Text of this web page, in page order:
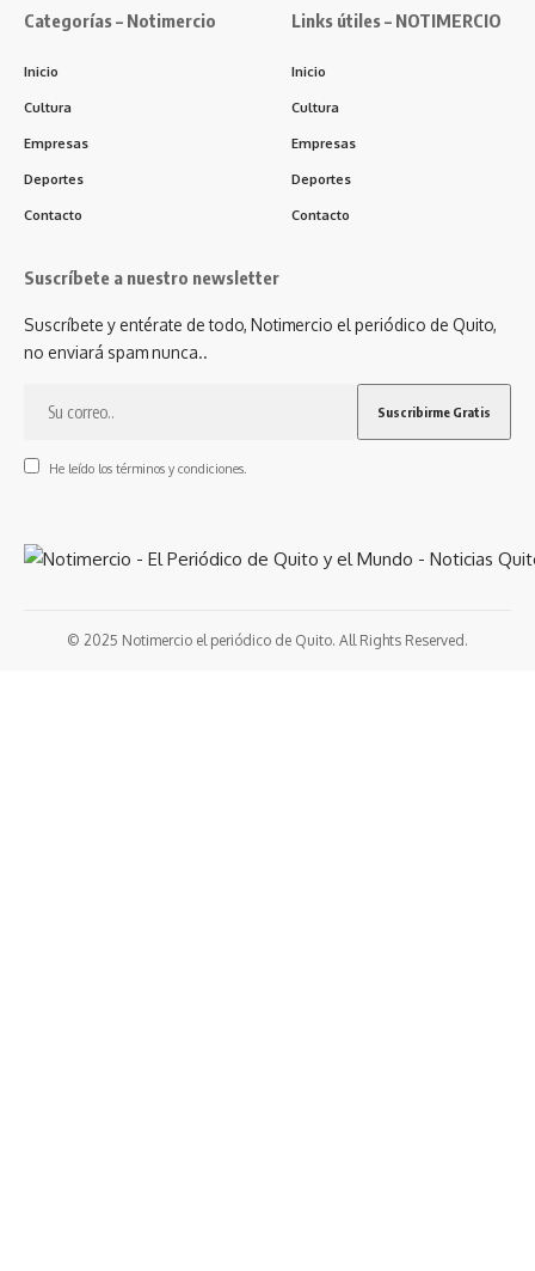
Categorías – Notimercio
Inicio
Cultura
Empresas
Deportes
Contacto
Links útiles – NOTIMERCIO
Inicio
Cultura
Empresas
Deportes
Contacto
Suscríbete a nuestro newsletter
Suscríbete y entérate de todo, Notimercio el periódico de Quito,
no enviará spam nunca..
He leído los términos y condiciones.
© 2025 Notimercio el periódico de Quito. All Rights Reserved.